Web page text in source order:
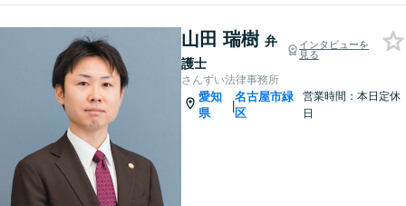
山田 瑞樹 弁
護士
インタビューを
見る
さんずい法律事務所
愛知
県
|
名古屋市緑
区
営業時間：本日定休
日